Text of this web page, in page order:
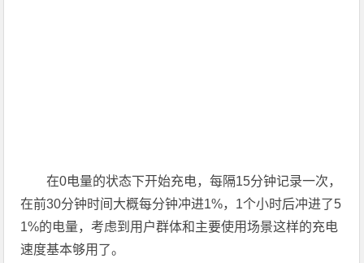
在0电量的状态下开始充电，每隔15分钟记录一次，
在前30分钟时间大概每分钟冲进1%，1个小时后冲进了5
1%的电量，考虑到用户群体和主要使用场景这样的充电
速度基本够用了。